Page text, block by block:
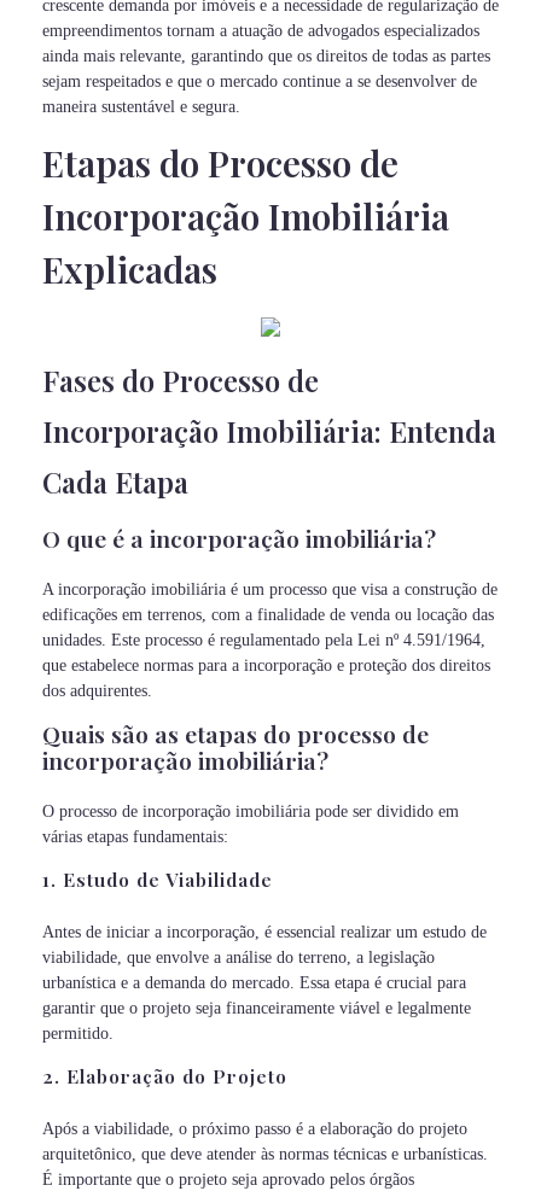
crescente demanda por imóveis e a necessidade de regularização de
empreendimentos tornam a atuação de advogados especializados
ainda mais relevante, garantindo que os direitos de todas as partes
sejam respeitados e que o mercado continue a se desenvolver de
maneira sustentável e segura.
Etapas do Processo de
Incorporação Imobiliária
Explicadas
Fases do Processo de
Incorporação Imobiliária: Entenda
Cada Etapa
O que é a incorporação imobiliária?
A incorporação imobiliária é um processo que visa a construção de
edificações em terrenos, com a finalidade de venda ou locação das
unidades. Este processo é regulamentado pela Lei nº 4.591/1964,
que estabelece normas para a incorporação e proteção dos direitos
dos adquirentes.
Quais são as etapas do processo de
incorporação imobiliária?
O processo de incorporação imobiliária pode ser dividido em
várias etapas fundamentais:
1. Estudo de Viabilidade
Antes de iniciar a incorporação, é essencial realizar um estudo de
viabilidade, que envolve a análise do terreno, a legislação
urbanística e a demanda do mercado. Essa etapa é crucial para
garantir que o projeto seja financeiramente viável e legalmente
permitido.
2. Elaboração do Projeto
Após a viabilidade, o próximo passo é a elaboração do projeto
arquitetônico, que deve atender às normas técnicas e urbanísticas.
É importante que o projeto seja aprovado pelos órgãos